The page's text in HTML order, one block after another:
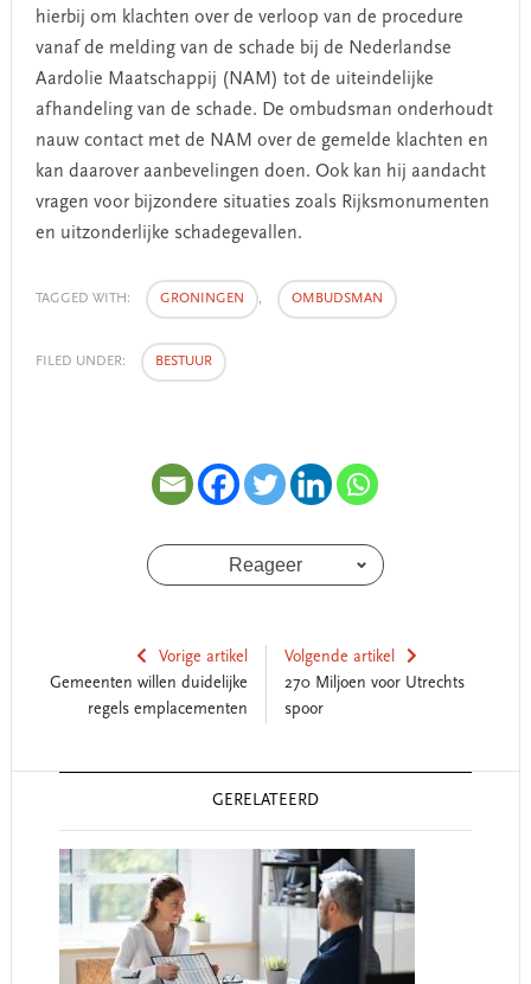
hierbij om klachten over de verloop van de procedure
vanaf de melding van de schade bij de Nederlandse
Aardolie Maatschappij (NAM) tot de uiteindelijke
afhandeling van de schade. De ombudsman onderhoudt
nauw contact met de NAM over de gemelde klachten en
kan daarover aanbevelingen doen. Ook kan hij aandacht
vragen voor bijzondere situaties zoals Rijksmonumenten
en uitzonderlijke schadegevallen.
TAGGED WITH: GRONINGEN , OMBUDSMAN
FILED UNDER: BESTUUR
Reageer
Vorige artikel
Gemeenten willen duidelijke
regels emplacementen
Volgende artikel
270 Miljoen voor Utrechts
spoor
GERELATEERD